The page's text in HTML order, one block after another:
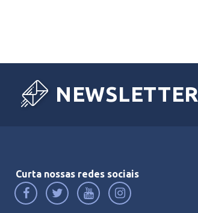
NEWSLETTER
Curta nossas redes sociais